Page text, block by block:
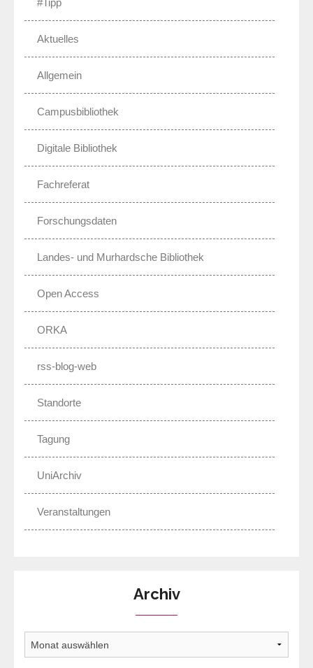
#Tipp
Aktuelles
Allgemein
Campusbibliothek
Digitale Bibliothek
Fachreferat
Forschungsdaten
Landes- und Murhardsche Bibliothek
Open Access
ORKA
rss-blog-web
Standorte
Tagung
UniArchiv
Veranstaltungen
Archiv